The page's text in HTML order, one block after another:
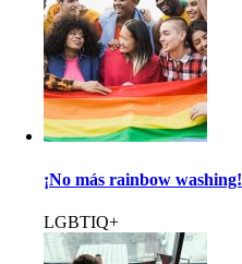
¡No más rainbow washing!
LGBTIQ+